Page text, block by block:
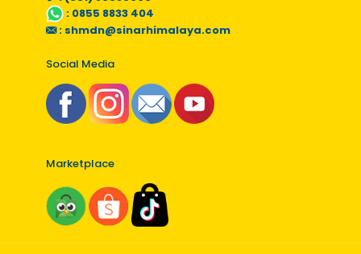
: 0855 8833 404
: shmdn@sinarhimalaya.com
Social Media
Marketplace